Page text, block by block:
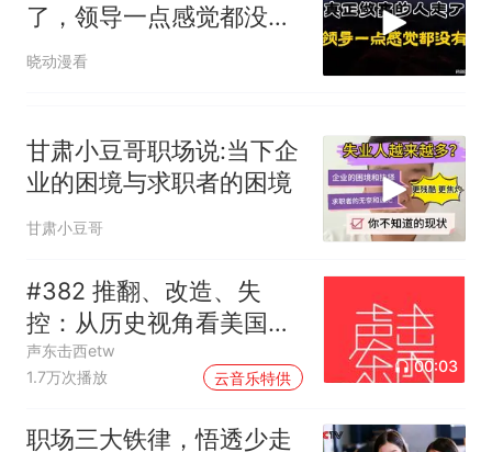
了，领导一点感觉都没
有！
晓动漫看
甘肃小豆哥职场说:当下企
业的困境与求职者的困境
甘肃小豆哥
#382 推翻、改造、失
控：从历史视角看美国的
中东介入和事与愿违
声东击西etw
1.7万次播放
云音乐特供
00:03
职场三大铁律，悟透少走